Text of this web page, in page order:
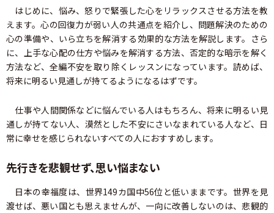
はじめに、悩み、怒りで緊張した心をリラックスさせる方法を教
えます。心の回復力が弱い人の共通点を紹介し、問題解決のための
心の準備や、いら立ちを解消する効果的な方法を解説します。さら
に、上手な心配の仕方や悩みを解消する方法、否定的な暗示を解く
方法など、全編不安を取り除くレッスンになっています。読めば、
将来に明るい見通しが持てるようになるはずです。
仕事や人間関係などに悩んでいる人はもちろん、将来に明るい見
通しが持てない人、漠然とした不安にさいなまれている人など、日
常に幸せを感じられないすべての人におすすめします。
先行きを悲観せず、思い悩まない
日本の幸福度は、世界149カ国中56位と低いままです。世界を見
渡せば、悪い国とも思えませんが、一向に改善しないのは、悲観的